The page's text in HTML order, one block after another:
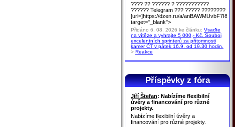
???? ?? ?????? ? ???????????
?????? Telegram ??? ????? ????????
[url=]https://dzen.ru/a/
target="_blank">
Přidáno 6. 08. 2026 ke článku: Vsaďte
na vítěze a vyhrajte 5 000,- Kč. Souboj
excelentních sprinterů za přítomnosti
kamer ČT v pátek 16.9. od 19.30 hodin.
> Reakce
Příspěvky z fóra
Jiří Štefan: Nabízíme flexibilní
úvěry a financování pro různé
projekty.
Nabízíme flexibilní úvěry a
financování pro různé projekty.